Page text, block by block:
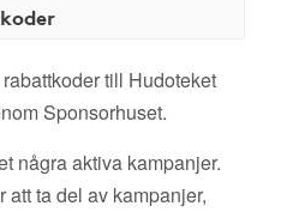
till Hudoteket
Sponsorhuset.
några aktiva kampanjer.
att ta del av kampanjer,